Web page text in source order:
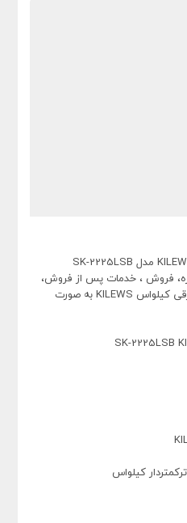
فروش ، خدمات پس از فروش،
تعمیرات و لوازم یدکی ابزار آلات برقی کیلواس KILEWS به صورت